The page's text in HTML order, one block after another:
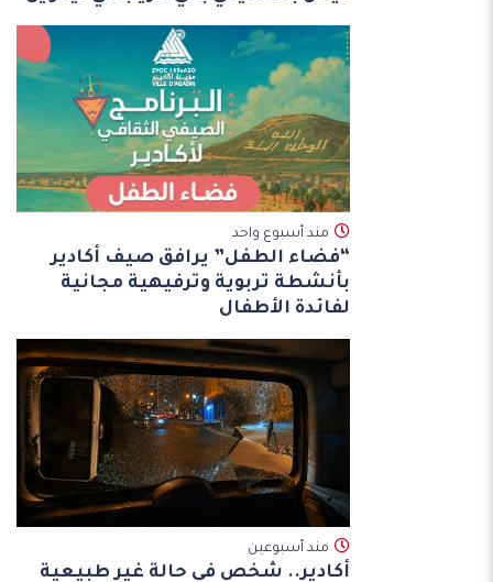
مند أسبوع واحد
“فضاء الطفل” يرافق صيف أكادير
بأنشطة تربوية وترفيهية مجانية
لفائدة الأطفال
مند أسبوعين
أكادير.. شخص في حالة غير طبيعية